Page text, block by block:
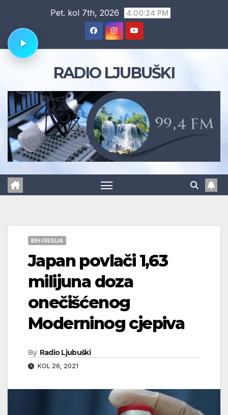
content
Pet. kol 7th, 2026 4:00:25 PM
RADIO LJUBUŠKI
BIH I REGIJA
Japan povlači 1,63
milijuna doza
onečišćenog
Moderninog cjepiva
By Radio Ljubuški
KOL 26, 2021